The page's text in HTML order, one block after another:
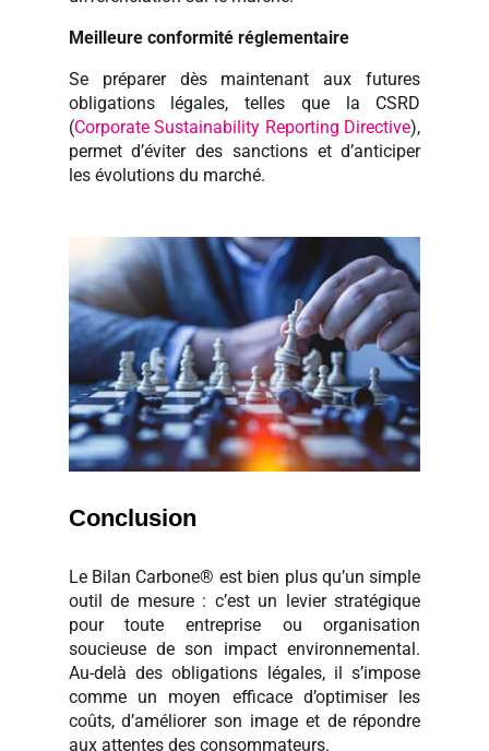
Meilleure conformité réglementaire
Se préparer dès maintenant aux futures
obligations légales, telles que la CSRD
(Corporate Sustainability Reporting Directive),
permet d’éviter des sanctions et d’anticiper
les évolutions du marché.
Conclusion
Le Bilan Carbone® est bien plus qu’un simple
outil de mesure : c’est un levier stratégique
pour toute entreprise ou organisation
soucieuse de son impact environnemental.
Au-delà des obligations légales, il s’impose
comme un moyen efficace d’optimiser les
coûts, d’améliorer son image et de répondre
aux attentes des consommateurs.